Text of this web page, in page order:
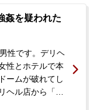
ました。依頼者
また、刑事事件
ご相談されまし
への被害届は提
入する前の段階
姦を疑われた
性です。デリヘ
性とホテルで本
ームが破れてし
ヘル店から「女